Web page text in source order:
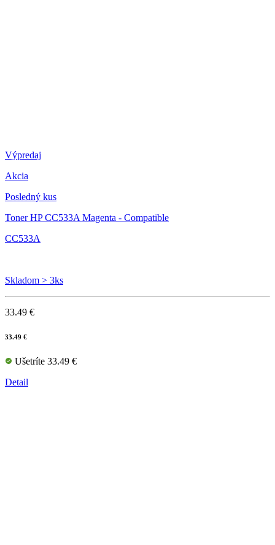
Výpredaj
Akcia
Posledný kus
Toner HP CC533A Magenta - Compatible
CC533A
Skladom > 3ks
33.49 €
33.49 €
Ušetríte 33.49 €
Detail